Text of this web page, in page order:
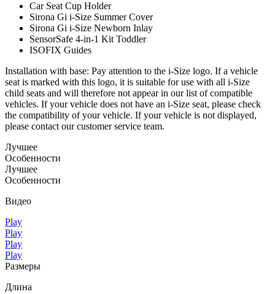
Car Seat Cup Holder
Sirona Gi i-Size Summer Cover
Sirona Gi i-Size Newborn Inlay
SensorSafe 4-in-1 Kit Toddler
ISOFIX Guides
Installation with base: Pay attention to the i-Size logo. If a vehicle
seat is marked with this logo, it is suitable for use with all i-Size
child seats and will therefore not appear in our list of compatible
vehicles. If your vehicle does not have an i-Size seat, please check
the compatibility of your vehicle. If your vehicle is not displayed,
please contact our customer service team.
Лучшее
Особенности
Лучшее
Особенности
Видео
Play
Play
Play
Play
Размеры
Длина